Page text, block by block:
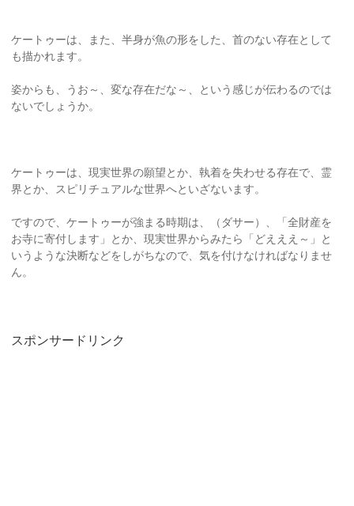
ケートゥーは、また、半身が魚の形をした、首のない存在として
も描かれます。
姿からも、うお～、変な存在だな～、という感じが伝わるのでは
ないでしょうか。
ケートゥーは、現実世界の願望とか、執着を失わせる存在で、霊
界とか、スピリチュアルな世界へといざないます。
ですので、ケートゥーが強まる時期は、（ダサー）、「全財産を
お寺に寄付します」とか、現実世界からみたら「どえええ～」と
いうような決断などをしがちなので、気を付けなければなりませ
ん。
スポンサードリンク